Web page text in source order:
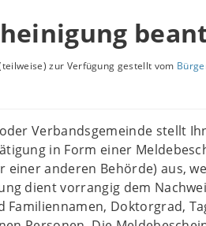
zur Verfügung gestellt vom
Verbandsgemeinde stellt
in Form einer
einer anderen Behörde) aus,
dient vorrangig dem
Familiennamen, Doktorgrad,